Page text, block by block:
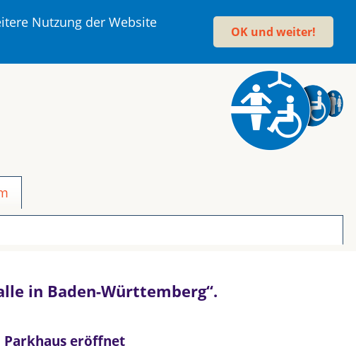
Nutzung der Website
OK und weiter!
in Baden-Württemberg“.
Parkhaus eröffnet